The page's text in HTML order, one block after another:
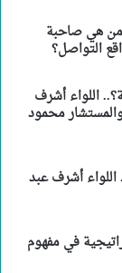
من هي صاحبة
التواصل؟
اللواء أشرف
محمود
أشرف عبد
في مفهوم